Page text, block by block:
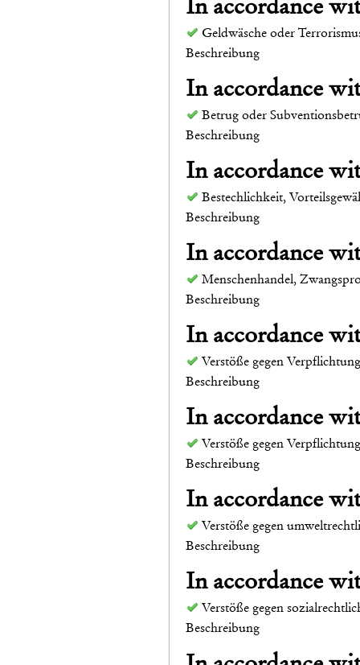
In accordance
Geldwäsche oder
Beschreibung
In accordance
Betrug oder
Beschreibung
In accordance
Bestechlichkeit,
Beschreibung
In accordance
Menschenhandel,
Beschreibung
In accordance
Verstöße gegen
Beschreibung
In accordance
Verstöße gegen
Beschreibung
In accordance
Verstöße gegen
Beschreibung
In accordance
Verstöße gegen
Beschreibung